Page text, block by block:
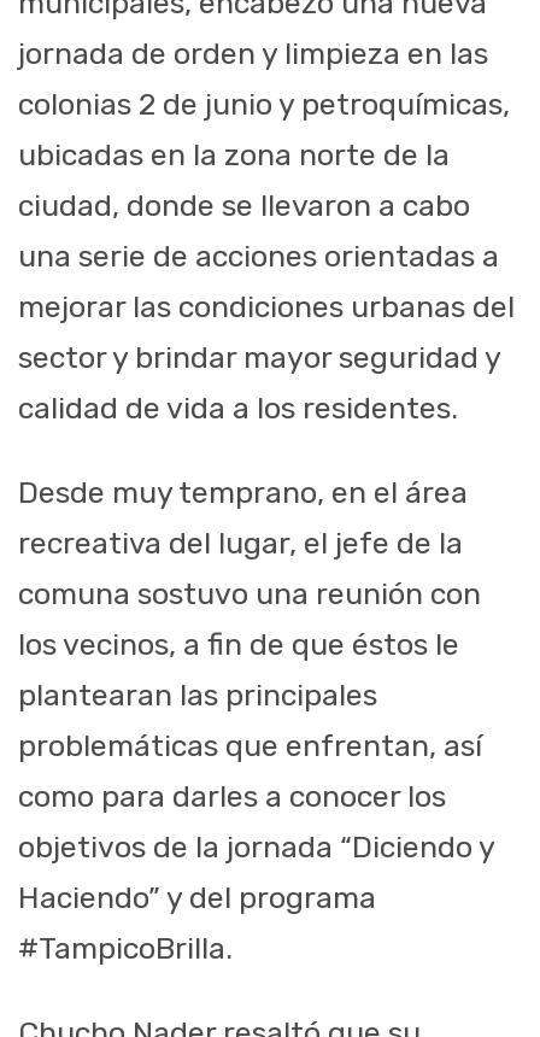
jornada de orden y limpieza en las
colonias 2 de junio y petroquímicas,
ubicadas en la zona norte de la
ciudad, donde se llevaron a cabo
una serie de acciones orientadas a
mejorar las condiciones urbanas del
sector y brindar mayor seguridad y
calidad de vida a los residentes.
Desde muy temprano, en el área
recreativa del lugar, el jefe de la
comuna sostuvo una reunión con
los vecinos, a fin de que éstos le
plantearan las principales
problemáticas que enfrentan, así
como para darles a conocer los
objetivos de la jornada “Diciendo y
Haciendo” y del programa
#TampicoBrilla.